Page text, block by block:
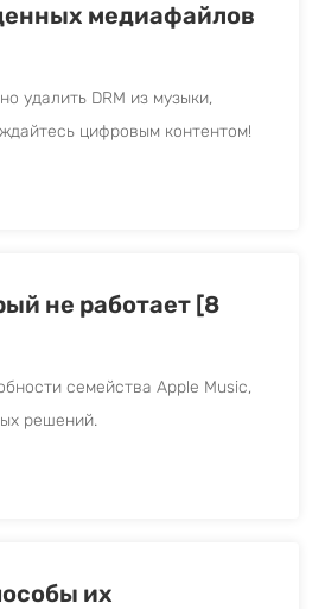
медиафайлов
удалить DRM из музыки,
цифровым контентом!
не работает [8
семейства Apple Music,
решений.
их